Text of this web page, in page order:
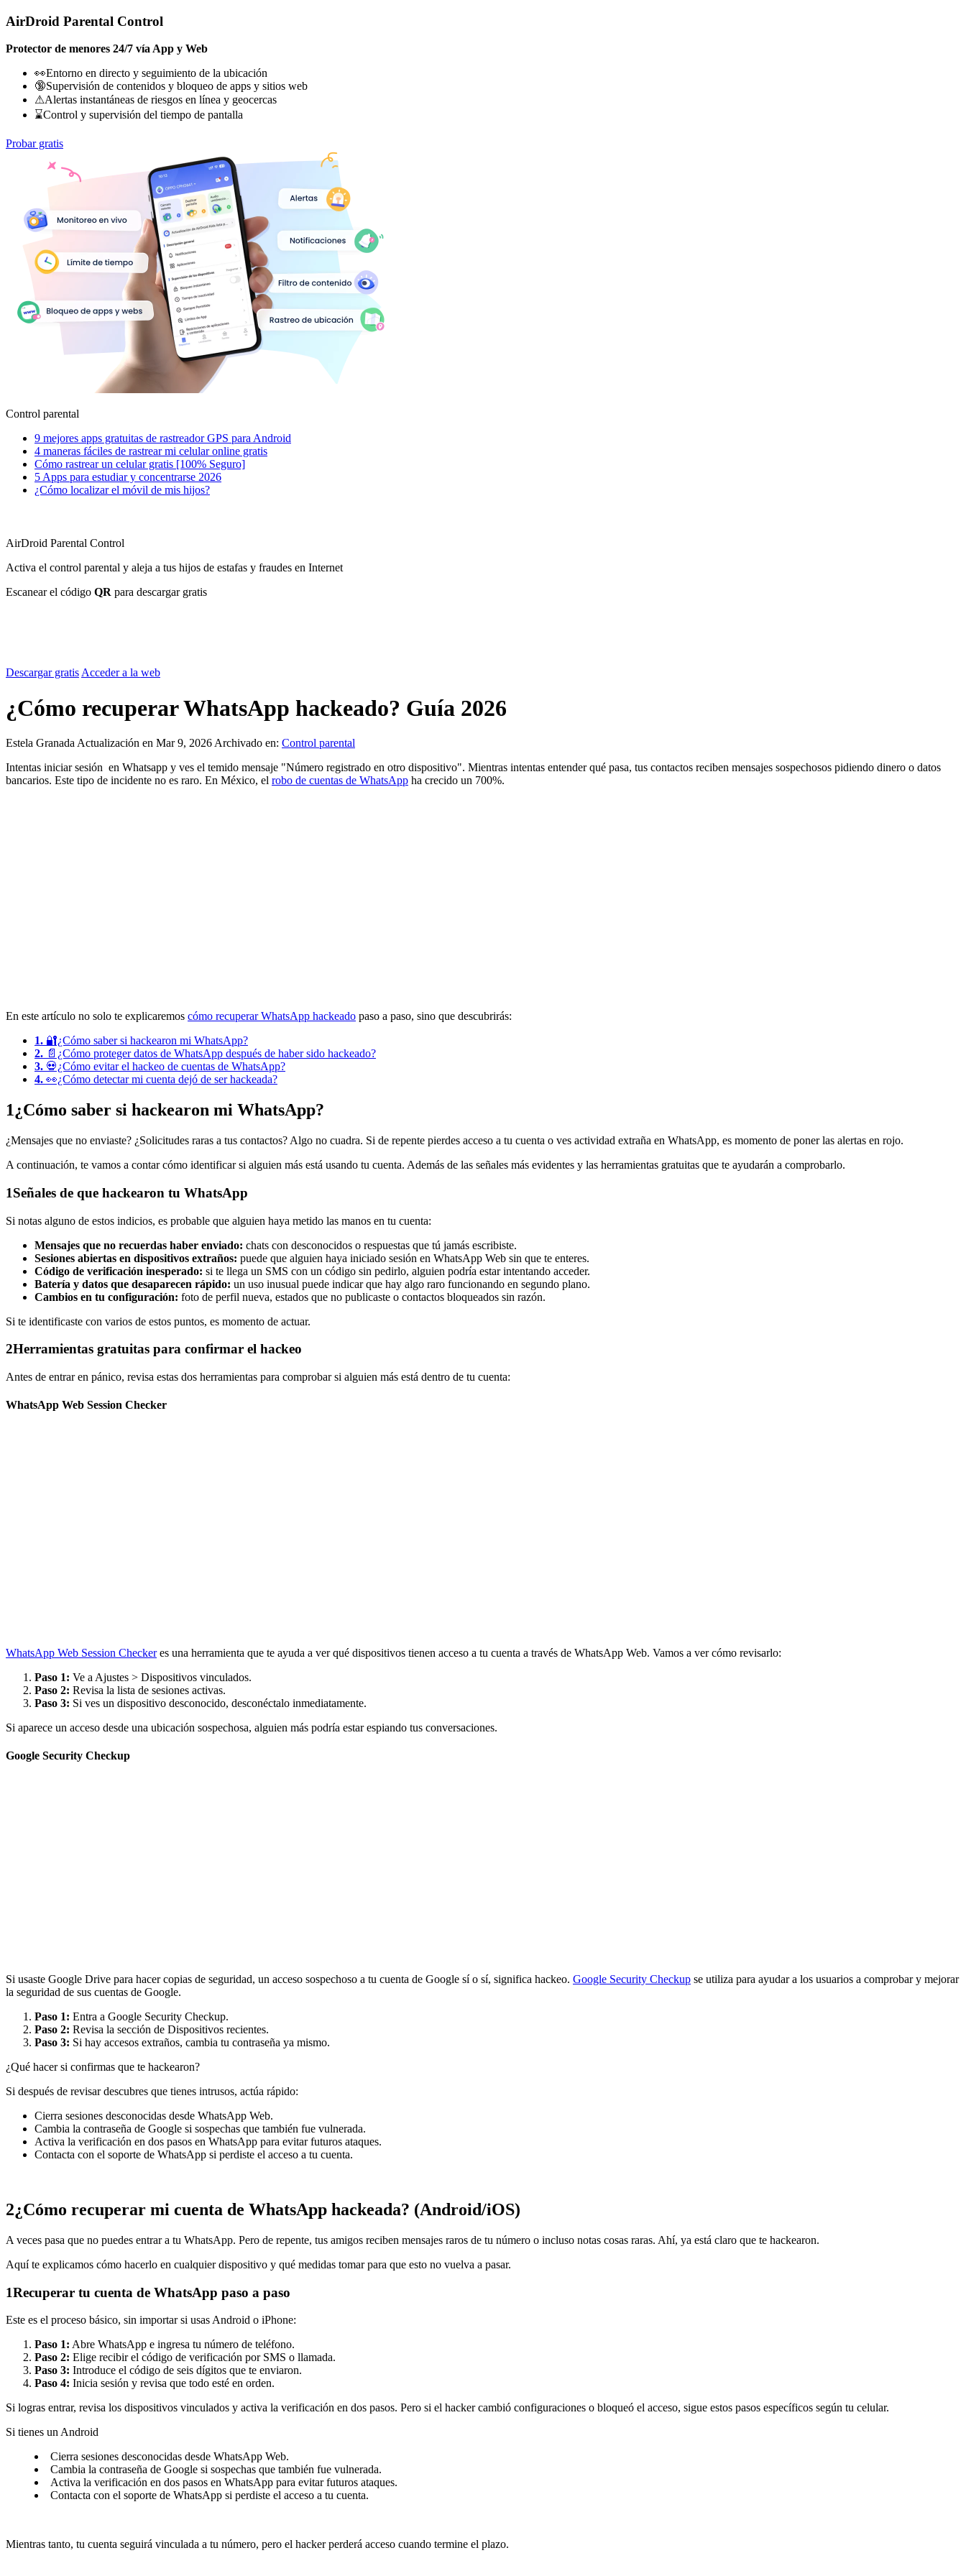
AirDroid Parental Control
Protector de menores 24/7 vía App y Web
👀Entorno en directo y seguimiento de la ubicación
🔞Supervisión de contenidos y bloqueo de apps y sitios web
⚠Alertas instantáneas de riesgos en línea y geocercas
⌛Control y supervisión del tiempo de pantalla
Probar gratis
Control parental
9 mejores apps gratuitas de rastreador GPS para Android
4 maneras fáciles de rastrear mi celular online gratis
Cómo rastrear un celular gratis [100% Seguro]
5 Apps para estudiar y concentrarse 2026
¿Cómo localizar el móvil de mis hijos?
AirDroid Parental Control
Activa el control parental y aleja a tus hijos de estafas y fraudes en Internet
Escanear el código QR para descargar gratis
Descargar gratisAcceder a la web
¿Cómo recuperar WhatsApp hackeado? Guía 2026
Estela Granada Actualización en Mar 9, 2026 Archivado en: Control parental
Intentas iniciar sesión en Whatsapp y ves el temido mensaje "Número registrado en otro dispositivo". Mientras intentas entender qué pasa, tus contactos reciben mensajes sospechosos pidiendo dinero o datos
bancarios. Este tipo de incidente no es raro. En México, el robo de cuentas de WhatsApp ha crecido un 700%.
En este artículo no solo te explicaremos cómo recuperar WhatsApp hackeado paso a paso, sino que descubrirás:
1. 🔐¿Cómo saber si hackearon mi WhatsApp?
2. 📄¿Cómo proteger datos de WhatsApp después de haber sido hackeado?
3. 💀¿Cómo evitar el hackeo de cuentas de WhatsApp?
4. 👀¿Cómo detectar mi cuenta dejó de ser hackeada?
1¿Cómo saber si hackearon mi WhatsApp?
¿Mensajes que no enviaste? ¿Solicitudes raras a tus contactos? Algo no cuadra. Si de repente pierdes acceso a tu cuenta o ves actividad extraña en WhatsApp, es momento de poner las alertas en rojo.
A continuación, te vamos a contar cómo identificar si alguien más está usando tu cuenta. Además de las señales más evidentes y las herramientas gratuitas que te ayudarán a comprobarlo.
1Señales de que hackearon tu WhatsApp
Si notas alguno de estos indicios, es probable que alguien haya metido las manos en tu cuenta:
Mensajes que no recuerdas haber enviado: chats con desconocidos o respuestas que tú jamás escribiste.
Sesiones abiertas en dispositivos extraños: puede que alguien haya iniciado sesión en WhatsApp Web sin que te enteres.
Código de verificación inesperado: si te llega un SMS con un código sin pedirlo, alguien podría estar intentando acceder.
Batería y datos que desaparecen rápido: un uso inusual puede indicar que hay algo raro funcionando en segundo plano.
Cambios en tu configuración: foto de perfil nueva, estados que no publicaste o contactos bloqueados sin razón.
Si te identificaste con varios de estos puntos, es momento de actuar.
2Herramientas gratuitas para confirmar el hackeo
Antes de entrar en pánico, revisa estas dos herramientas para comprobar si alguien más está dentro de tu cuenta:
WhatsApp Web Session Checker
WhatsApp Web Session Checkeres una herramienta que te ayuda a ver qué dispositivos tienen acceso a tu cuenta a través de WhatsApp Web. Vamos a ver cómo revisarlo:
Paso 1: Ve a Ajustes > Dispositivos vinculados.
Paso 2: Revisa la lista de sesiones activas.
Paso 3: Si ves un dispositivo desconocido, desconéctalo inmediatamente.
Si aparece un acceso desde una ubicación sospechosa, alguien más podría estar espiando tus conversaciones.
Google Security Checkup
Si usaste Google Drive para hacer copias de seguridad, un acceso sospechoso a tu cuenta de Google sí o sí, significa hackeo. Google Security Checkup se utiliza para ayudar a los usuarios a comprobar y mejorar
la seguridad de sus cuentas de Google.
Paso 1: Entra a Google Security Checkup.
Paso 2: Revisa la sección de Dispositivos recientes.
Paso 3: Si hay accesos extraños, cambia tu contraseña ya mismo.
¿Qué hacer si confirmas que te hackearon?
Si después de revisar descubres que tienes intrusos, actúa rápido:
Cierra sesiones desconocidas desde WhatsApp Web.
Cambia la contraseña de Google si sospechas que también fue vulnerada.
Activa la verificación en dos pasos en WhatsApp para evitar futuros ataques.
Contacta con el soporte de WhatsApp si perdiste el acceso a tu cuenta.
2¿Cómo recuperar mi cuenta de WhatsApp hackeada? (Android/iOS)
A veces pasa que no puedes entrar a tu WhatsApp. Pero de repente, tus amigos reciben mensajes raros de tu número o incluso notas cosas raras. Ahí, ya está claro que te hackearon.
Aquí te explicamos cómo hacerlo en cualquier dispositivo y qué medidas tomar para que esto no vuelva a pasar.
1Recuperar tu cuenta de WhatsApp paso a paso
Este es el proceso básico, sin importar si usas Android o iPhone:
Paso 1: Abre WhatsApp e ingresa tu número de teléfono.
Paso 2: Elige recibir el código de verificación por SMS o llamada.
Paso 3: Introduce el código de seis dígitos que te enviaron.
Paso 4: Inicia sesión y revisa que todo esté en orden.
Si logras entrar, revisa los dispositivos vinculados y activa la verificación en dos pasos. Pero si el hacker cambió configuraciones o bloqueó el acceso, sigue estos pasos específicos según tu celular.
Si tienes un Android
Cierra sesiones desconocidas desde WhatsApp Web.
Cambia la contraseña de Google si sospechas que también fue vulnerada.
Activa la verificación en dos pasos en WhatsApp para evitar futuros ataques.
Contacta con el soporte de WhatsApp si perdiste el acceso a tu cuenta.
Mientras tanto, tu cuenta seguirá vinculada a tu número, pero el hacker perderá acceso cuando termine el plazo.